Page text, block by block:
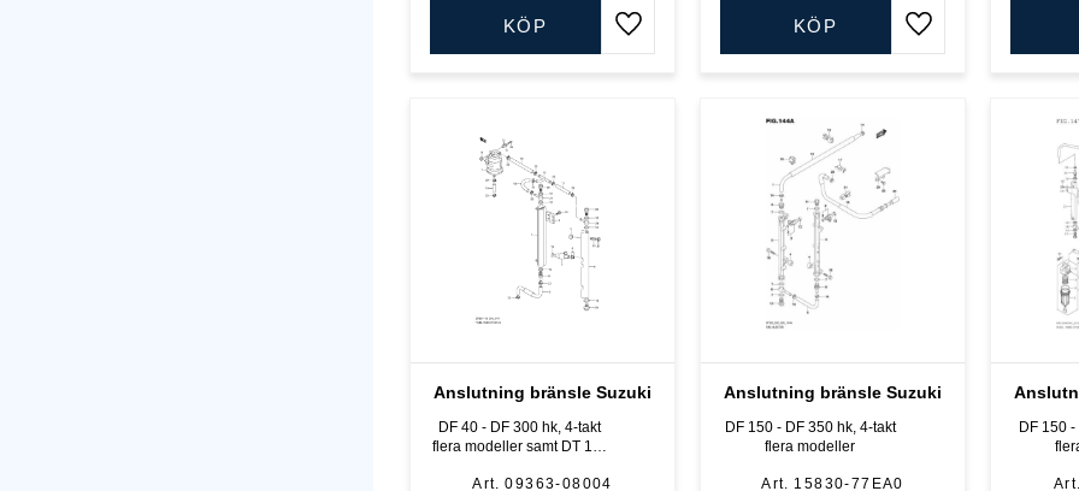
Lägg till i favoriter
KÖP
Lägg till i favoriter
KÖP
Anslutning bränsle Suzuki
DF 40 - DF 300 hk, 4-takt
flera modeller samt DT 115
09363-08004
Anslutning bränsle Suzuki
DF 150 - DF 350 hk, 4-takt
flera modeller
15830-77EA0
DF 150 -